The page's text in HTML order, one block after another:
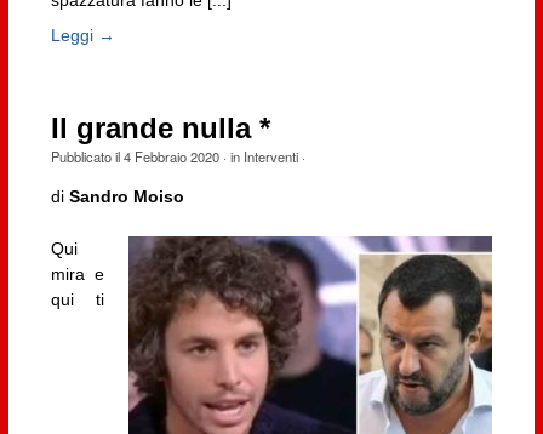
Leggi →
Il grande nulla *
Pubblicato il4 Febbraio 2020· in Interventi·
di Sandro Moiso
Qui
mira e
qui ti